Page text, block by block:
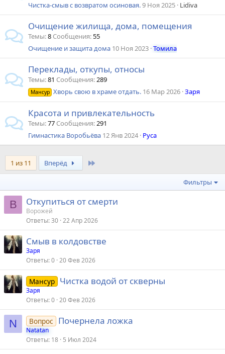
Чистка-смыв с возвратом осиновая.9 Ноя 2025 Lidiva
Очищение жилища, дома, помещения
Темы 8 Сообщения 55
Очищение и защита дома 10 Ноя 2023 Томила
Переклады, откупы, относы
Темы 81 Сообщения 289
Мансур Хворь свою в храме отдать. 16 Мар 2026 Заря
Красота и привлекательность
Темы 77 Сообщения 291
Гимнастика Воробьёва 12 Янв 2024 Руса
1 из 11 Вперёд
Фильтры
В Откупиться от смерти
Ворожей
Ответы 30 22 Апр 2026
Смыв в колдовстве
Заря
Ответы 0 20 Фев 2026
Мансур Чистка водой от скверны
Заря
Ответы 0 20 Фев 2026
N Вопрос Почернела ложка
Natatan
Ответы 18 5 Июл 2024